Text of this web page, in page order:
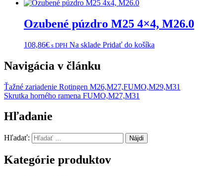
Ozubené púzdro M25 4×4, M26.0
108,86€ s DPH Na sklade Pridať do košíka
Navigácia v článku
Ťažné zariadenie Rotingen M26,M27,FUMO,M29,M31
Skrutka horného ramena FUMO,M27,M31
Hľadanie
Hľadať:
Kategórie produktov